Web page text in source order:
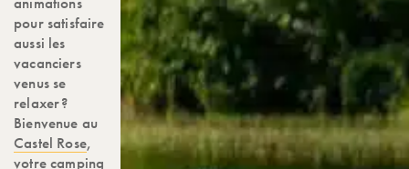
pour satisfaire
aussi les
vacanciers
venus se
relaxer ?
Bienvenue au
Castel Rose,
votre camping